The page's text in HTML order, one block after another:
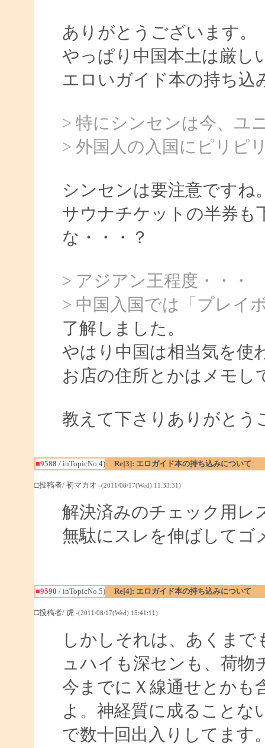
ありがとうございます。
やっぱり中国本土は厳し
エロいガイド本の持ち込
> 特にシンセンは今、ユ
> 外国人の入国にピリピ
シンセンは要注意ですね
サウナチケットの半券も
な・・・？
> アジアン王程度・・・
> 中国入国では「プレイ
了解しました。
やはり中国は相当気を使
お店の住所とかはメモし
教えて下さりありがとう
■9588 / inTopicNo.4) Re[3]: エロガイド本の持ち込みについて
□投稿者/ 初マカオ -(2011/08/17(Wed) 11:33:31)
解決済みのチェック用レ
無駄にスレを伸ばしてゴ
■9590 / inTopicNo.5) Re[4]: エロガイド本の持ち込みについて
□投稿者/ 虎 -(2011/08/17(Wed) 15:41:11)
しかしそれは、あくま
ュハイも深センも、荷物
今までにＸ線通せとかも
よ。神経質に成ることな
で数十回出入りしてます